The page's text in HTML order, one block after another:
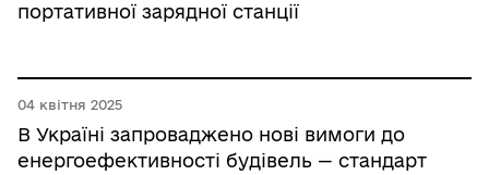
портативної зарядної станції
04 квітня 2025
В Україні запроваджено нові вимоги до
енергоефективності будівель — стандарт